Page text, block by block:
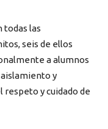
todas las
seis de ellos
a alumnos
y
respeto y cuidado de